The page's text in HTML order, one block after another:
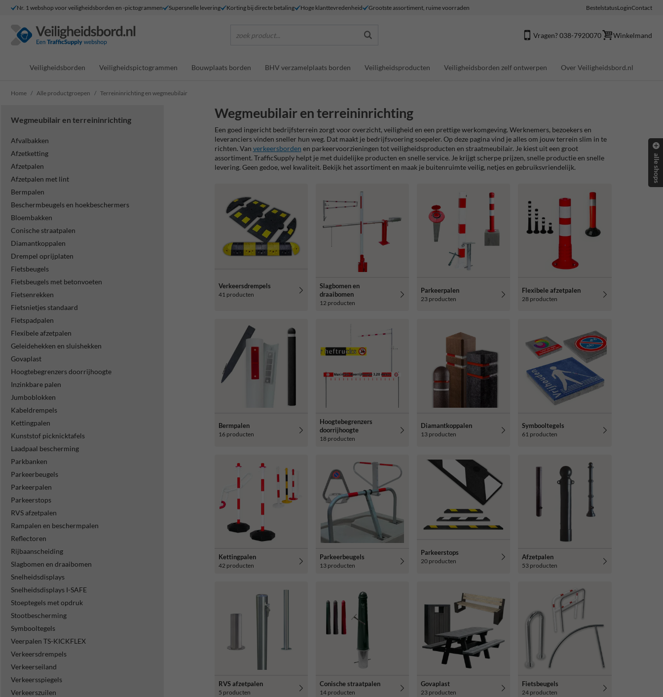
Nr. 1 webshop voor veiligheidsborden en -pictogrammen Supersnelle levering Korting bij directe betaling Hoge klanttevredenheid Grootste assortiment, ruime voorraden BestelstatusLoginContact
zoek product... Vragen? 038-7920070 Winkelmand
Veiligheidsborden Veiligheidspictogrammen Bouwplaats borden BHV verzamelplaats borden Veiligheidsproducten Veiligheidsborden zelf ontwerpen Over Veiligheidsbord.nl
Home Alle productgroepen Terreininrichting en wegmeubilair
Wegmeubilair en terreininrichting
Afvalbakken
Afzetketting
Afzetpalen
Afzetpalen met lint
Bermpalen
Beschermbeugels en hoekbeschermers
Bloembakken
Conische straatpalen
Diamantkoppalen
Drempel oprijplaten
Fietsbeugels
Fietsbeugels met betonvoeten
Fietsenrekken
Fietsnietjes standaard
Fietspadpalen
Flexibele afzetpalen
Geleidehekken en sluishekken
Govaplast
Hoogtebegrenzers doorrijhoogte
Inzinkbare palen
Jumboblokken
Kabeldrempels
Kettingpalen
Kunststof picknicktafels
Laadpaal bescherming
Parkbanken
Parkeerbeugels
Parkeerpalen
Parkeerstops
RVS afzetpalen
Rampalen en beschermpalen
Reflectoren
Rijbaanscheiding
Slagbomen en draaibomen
Snelheidsdisplays
Snelheidsdisplays I-SAFE
Stoeptegels met opdruk
Stootbescherming
Symbooltegels
Veerpalen TS-KICKFLEX
Verkeersdrempels
Verkeerseiland
Verkeersspiegels
Verkeerszuilen
Wegmeubilair en terreininrichting
Een goed ingericht bedrijfsterrein zorgt voor overzicht, veiligheid en een prettige werkomgeving. Werknemers, bezoekers en
leveranciers vinden sneller hun weg. Dat maakt je bedrijfsvoering soepeler. Op deze pagina vind je alles om jouw terrein slim in te
richten. Van verkeersborden en parkeervoorzieningen tot veiligheidsproducten en straatmeubilair. Je kiest uit een groot
assortiment. TrafficSupply helpt je met duidelijke producten en snelle service. Je krijgt scherpe prijzen, snelle productie en snelle
levering. Geen gedoe, wel kwaliteit. Bekijk het assortiment en maak je buitenruimte veilig, netjes en gebruiksvriendelijk.
Verkeersdrempels
41 producten
Slagbomen en
draaibomen
12 producten
Parkeerpalen
23 producten
Flexibele afzetpalen
28 producten
Bermpalen
16 producten
Hoogtebegrenzers
doorrijhoogte
18 producten
Diamantkoppalen
13 producten
Symbooltegels
61 producten
Kettingpalen
42 producten
Parkeerbeugels
13 producten
Parkeerstops
20 producten
Afzetpalen
53 producten
RVS afzetpalen
5 producten
Conische straatpalen
14 producten
Govaplast
23 producten
Fietsbeugels
24 producten
alle shops